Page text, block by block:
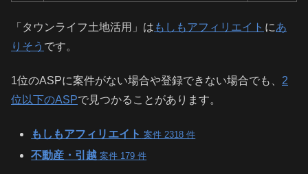
「タウンライフ土地活用」は もしもアフィリエイト にあ
りそう です。
1位のASPに案件がない場合や登録できない場合でも、 2
位以下のASPで見つかることがあります。
もしもアフィリエイト 案件 2318 件
不動産・引越 案件 179 件